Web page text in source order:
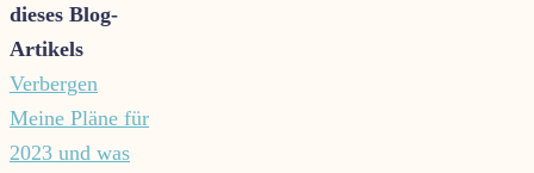
dieses Blog-
Artikels
Verbergen
Meine Pläne für
2023 und was